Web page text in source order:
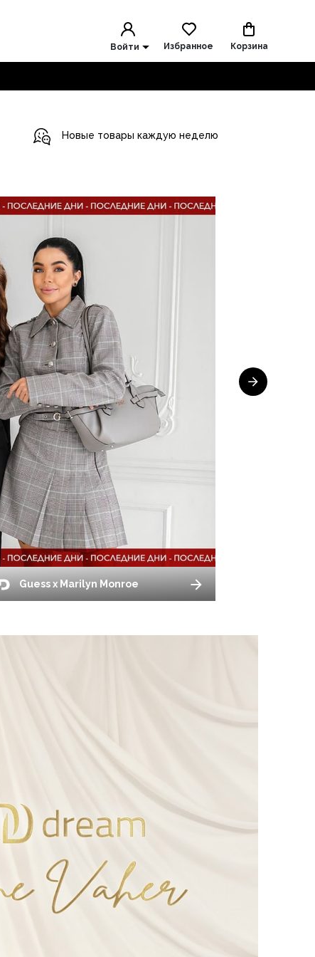
Войти Избранное Корзина
Новые товары каждую неделю
Guess x Marilyn Monroe